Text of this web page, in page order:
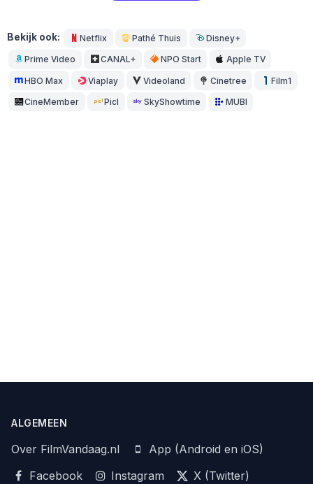
Bekijk ook: Netflix Pathé Thuis Disney+
Prime Video CANAL+ NPO Start Apple TV
HBO Max Viaplay Videoland Cinetree Film1
CineMember Picl SkyShowtime MUBI
ALGEMEEN
Over FilmVandaag.nl
App (Android en iOS)
Facebook
Instagram
X (Twitter)